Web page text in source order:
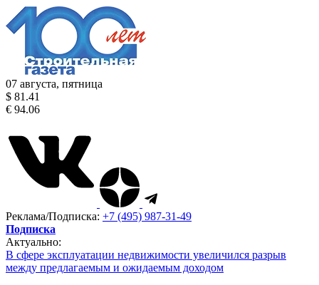
07 августа, пятница
$ 81.41
€ 94.06
Реклама/Подписка: +7 (495) 987-31-49
Подписка
Актуально:
В сфере эксплуатации недвижимости увеличился разрыв
между предлагаемым и ожидаемым доходом